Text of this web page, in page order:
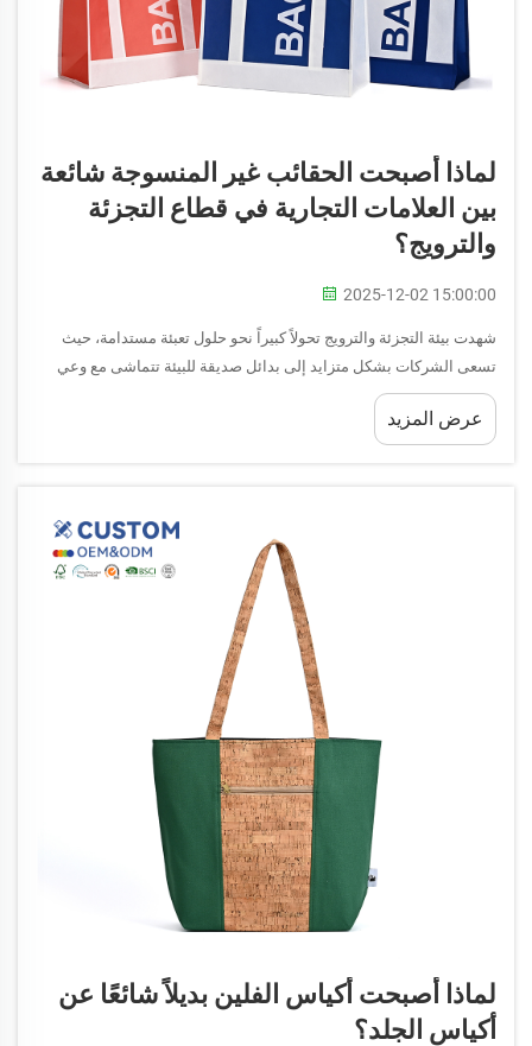
لماذا أصبحت الحقائب غير المنسوجة شائعة
بين العلامات التجارية في قطاع التجزئة
والترويج؟
2025-12-02 15:00:00
شهدت بيئة التجزئة والترويج تحولاً كبيراً نحو حلول تعبئة مستدامة، حيث
تسعى الشركات بشكل متزايد إلى بدائل صديقة للبيئة تتماشى مع وعي
المستهلكين بالقضايا البيئية. ومن بين مختلف الحلول المست...
عرض المزيد
لماذا أصبحت أكياس الفلين بديلاً شائعًا عن
أكياس الجلد؟